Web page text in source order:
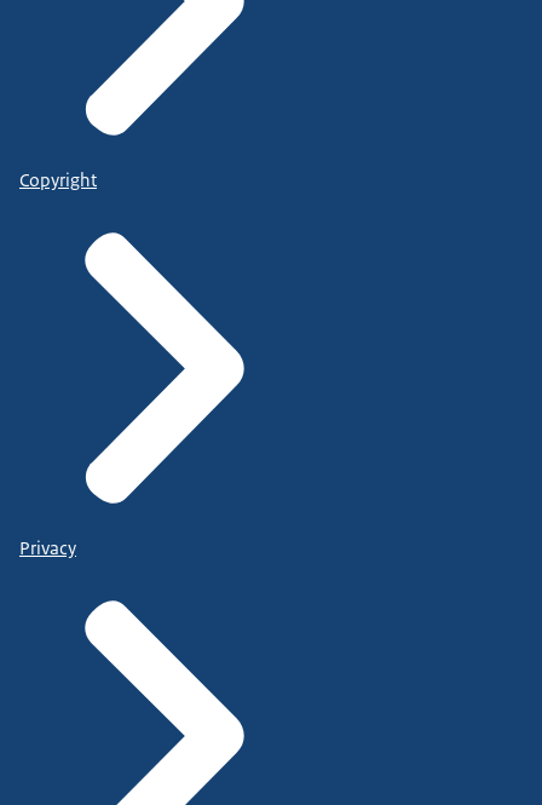
Copyright
Privacy